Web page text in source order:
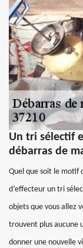
Un tri sélectif
débarras de
Quel que soit le motif
d’effecteur un tri
objets que vous allez
trouvent plus aucune
donner une nouvelle